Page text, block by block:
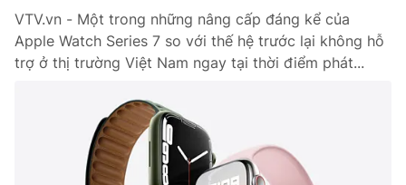
VTV.vn - Một trong những nâng cấp đáng kể của
Apple Watch Series 7 so với thế hệ trước lại không hỗ
trợ ở thị trường Việt Nam ngay tại thời điểm phát...